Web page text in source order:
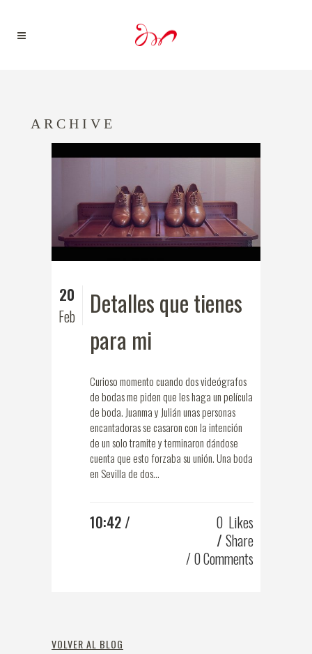
ARCHIVE
20
Feb
Detalles que tienes
para mi
Curioso momento cuando dos videógrafos
de bodas me piden que les haga un película
de boda. Juanma y Julián unas personas
encantadoras se casaron con la intención
de un solo tramite y terminaron dándose
cuenta que esto forzaba su unión. Una boda
en Sevilla de dos...
10:42 / 0 Likes
Share
0 Comments
VOLVER AL BLOG